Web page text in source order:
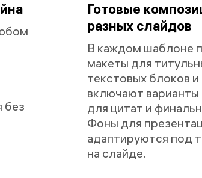
без
Готовые
разных слайдов
В каждом шаблоне
макеты для
текстовых блоков
включают
для цитат и
Фоны для
адаптируются под
на слайде.